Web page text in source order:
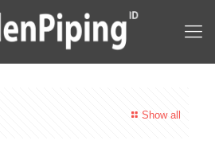
Show all